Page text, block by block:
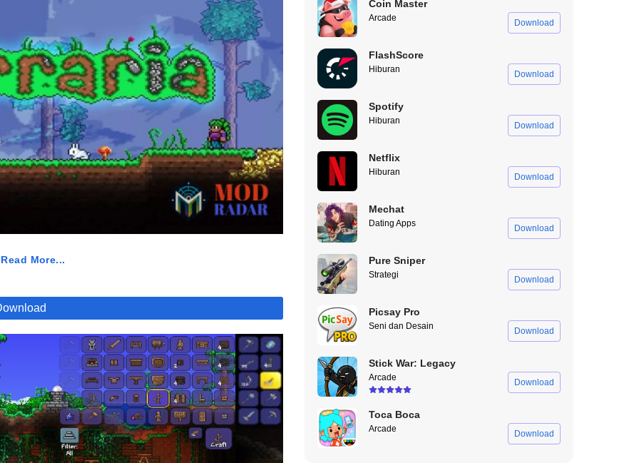
Kamu Sekarang!
mengingat game ini nggak tersedia secara gratis di
APK adalah jenis game dengan genre action-adventure
game ini berbayar, tapi kamu bisa download Terraria APK
Terraria Mod APK atau versi Mod-nya, jadi sudah
Sih Gameplay Terraria APK?
top of mind-nya sudah pasti ya Minecraft. Sebab secara
More...
Coin Master
Arcade Download
FlashScore
Hiburan Download
Spotify
Hiburan Download
Netflix
Hiburan Download
Mechat
Dating Apps Download
Pure Sniper
Strategi Download
Picsay Pro
Seni dan Desain Download
Stick War: Legacy
Arcade Download
Toca Boca
Arcade Download